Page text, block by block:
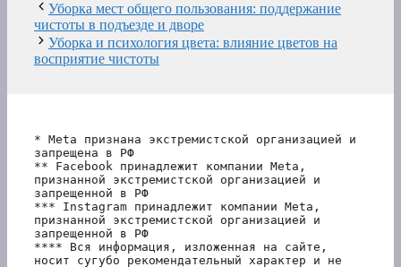
Уборка мест общего пользования: поддержание
чистоты в подъезде и дворе
Уборка и психология цвета: влияние цветов на
восприятие чистоты
* Meta признана экстремистской организацией и
запрещена в РФ
** Facebook принадлежит компании Meta,
признанной экстремистской организацией и
запрещенной в РФ
*** Instagram принадлежит компании Meta,
признанной экстремистской организацией и
запрещенной в РФ
**** Вся информация, изложенная на сайте,
носит сугубо рекомендательный характер и не